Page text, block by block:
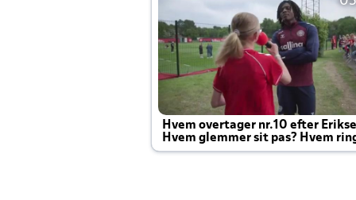
Hvem overtager nr.10 efter
Hvem glemmer sit pas? Hvem
Joachim altid til efter kampe?